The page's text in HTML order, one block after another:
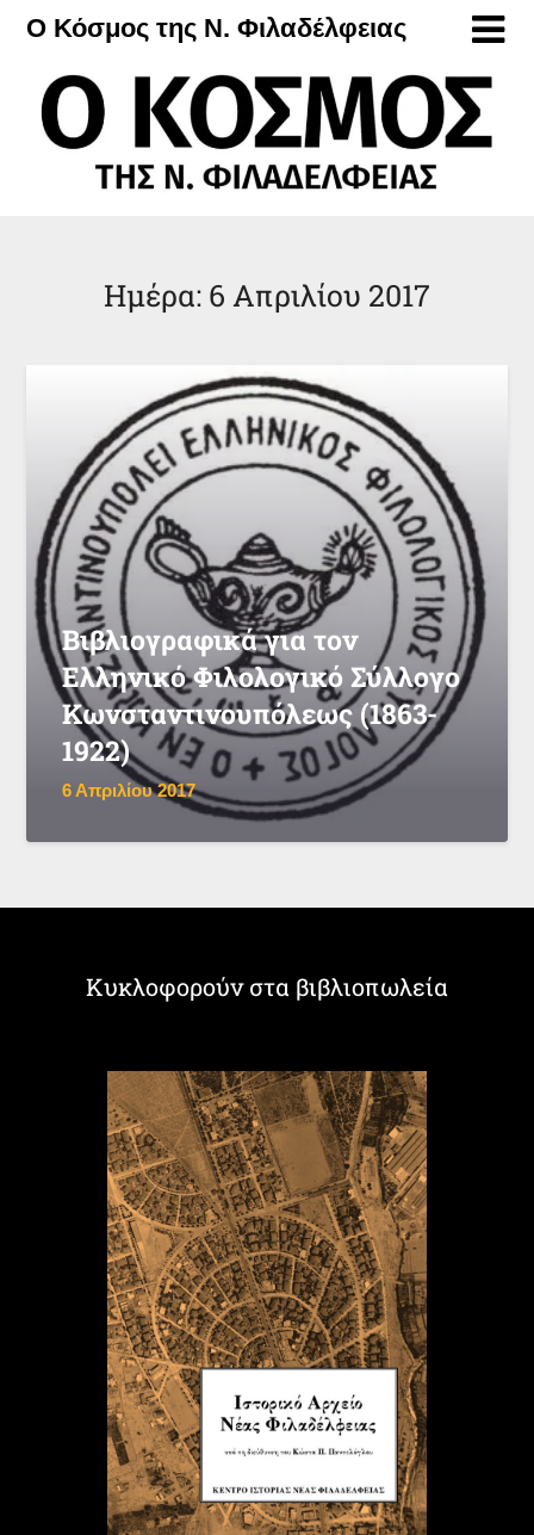
Μετάβαση
περιεχόμενο
Ο Κόσμος της Ν. Φιλαδέλφειας
Ημέρα: 6 Απριλίου 2017
Βιβλιογραφικά για τον
Ελληνικό Φιλολογικό Σύλλογο
Κωνσταντινουπόλεως (1863-
1922)
6 Απριλίου 2017
Κυκλοφορούν στα βιβλιοπωλεία